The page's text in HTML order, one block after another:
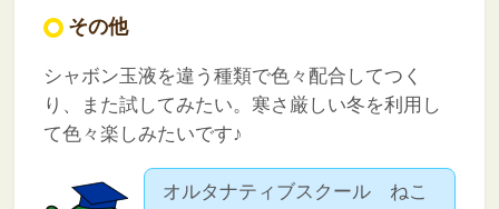
その他
シャボン玉液を違う種類で色々配合してつく
り、また試してみたい。寒さ厳しい冬を利用し
て色々楽しみたいです♪
オルタナティブスクール ねこ